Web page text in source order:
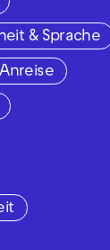
& Sprache